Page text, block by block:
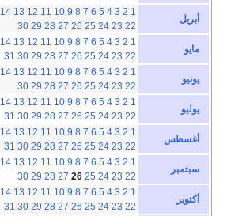
أبريل
1
2
3
4
5
6
7
8
9
10
11
12
13
14
22
23
24
25
26
27
28
29
30
مايو
1
2
3
4
5
6
7
8
9
10
11
12
13
14
22
23
24
25
26
27
28
29
30
31
يونيو
1
2
3
4
5
6
7
8
9
10
11
12
13
14
22
23
24
25
26
27
28
29
30
يوليو
1
2
3
4
5
6
7
8
9
10
11
12
13
14
22
23
24
25
26
27
28
29
30
31
أغسطس
1
2
3
4
5
6
7
8
9
10
11
12
13
14
22
23
24
25
26
27
28
29
30
31
سبتمبر
1
2
3
4
5
6
7
8
9
10
11
12
13
14
22
23
24
25
26
27
28
29
30
أكتوبر
1
2
3
4
5
6
7
8
9
10
11
12
13
14
22
23
24
25
26
27
28
29
30
31